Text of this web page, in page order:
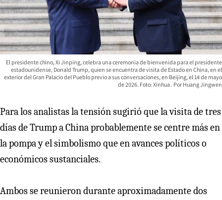
El presidente chino, Xi Jinping, celebra una ceremonia de bienvenida para el presidente
estadounidense, Donald Trump, quien se encuentra de visita de Estado en China, en el
exterior del Gran Palacio del Pueblo previo a sus conversaciones, en Beijing, el 14 de mayo
de 2026. Foto: Xinhua
Huang Jingwen
Para los analistas la tensión sugirió que la visita de tres
días de Trump a China probablemente se centre más en
la pompa y el simbolismo que en avances políticos o
económicos sustanciales.
Ambos se reunieron durante aproximadamente dos